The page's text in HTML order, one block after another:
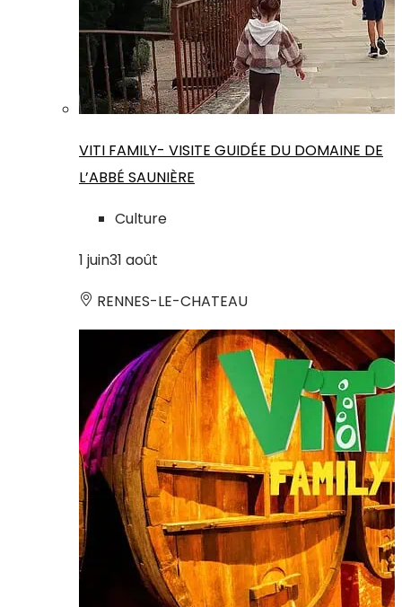
VITI FAMILY- VISITE GUIDÉE DU DOMAINE DE
L’ABBÉ SAUNIÈRE
Culture
1 juin31 août
RENNES-LE-CHATEAU